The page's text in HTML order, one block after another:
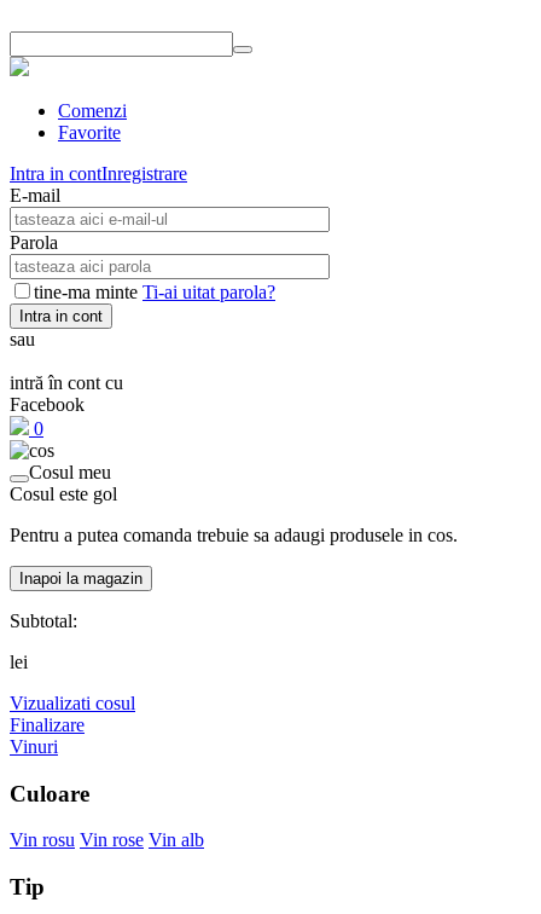
Comenzi
Favorite
Intra in contInregistrare
E-mail
Parola
tine-ma minte Ti-ai uitat parola?
Intra in cont
sau
intră în cont cu
Facebook
0
Cosul meu
Cosul este gol
Pentru a putea comanda trebuie sa adaugi produsele in cos.
Inapoi la magazin
Subtotal:
lei
Vizualizati cosul
Finalizare
Vinuri
Culoare
Vin rosu Vin rose Vin alb
Tip